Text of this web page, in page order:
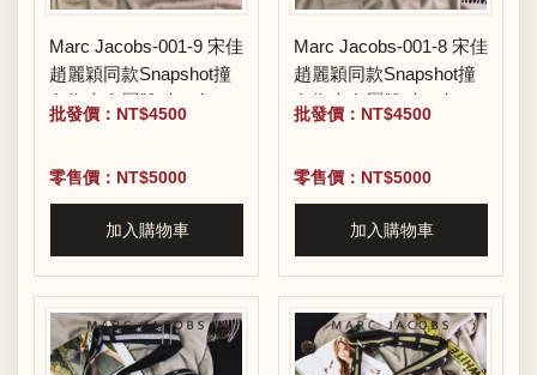
Marc Jacobs-001-9 宋佳
趙麗穎同款Snapshot撞
色復古金屬雙J扣D扣全
新電鍍Logo相機包
批發價：NT$4500
零售價：NT$5000
加入購物車
Marc Jacobs-001-8 宋佳
趙麗穎同款Snapshot撞
色復古金屬雙J扣D扣全
新電鍍Logo相機包
批發價：NT$4500
零售價：NT$5000
加入購物車